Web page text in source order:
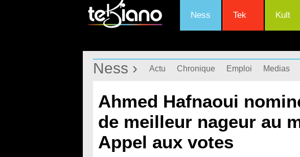
Ness Tek Kult
Ness › Actu Chronique Emploi Medias
Ahmed Hafnaoui
de meilleur nageur au
Appel aux votes